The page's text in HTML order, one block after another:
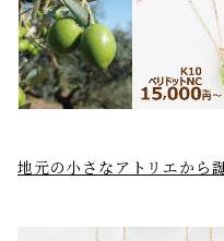
地元の小さなアトリエから